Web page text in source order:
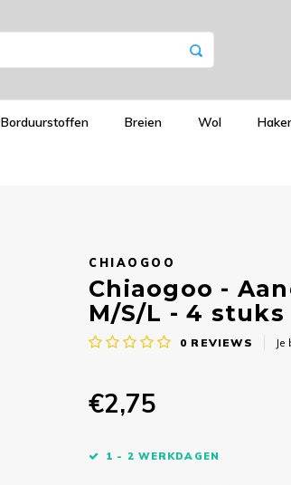
Borduurstoffen Breien Wol
CHIAOGOO
Chiaogoo -
M/S/L - 4 stuks
0 REVIEWS
€2,75
1 - 2 WERKDAGEN